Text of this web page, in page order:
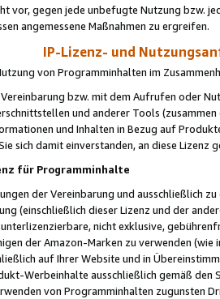
vor, gegen jede unbefugte Nutzung bzw.
angemessene Maßnahmen zu ergreifen.
IP-Lizenz- und
von Programminhalten im
bzw. mit dem Aufrufen oder
und anderer Tools (zusammen
und Inhalten in Bezug auf
sich damit einverstanden, an diese Lizenz
für Programminhalte
der Vereinbarung und ausschließlich
(einschließlich dieser Lizenz und der
nicht exklusive,
der Amazon-Marken zu verwenden
auf Ihrer Website und in
Werbeinhalte ausschließlich gemäß
von Programminhalten zugunsten